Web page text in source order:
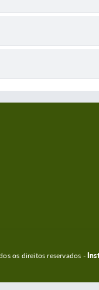
os direitos reservados -